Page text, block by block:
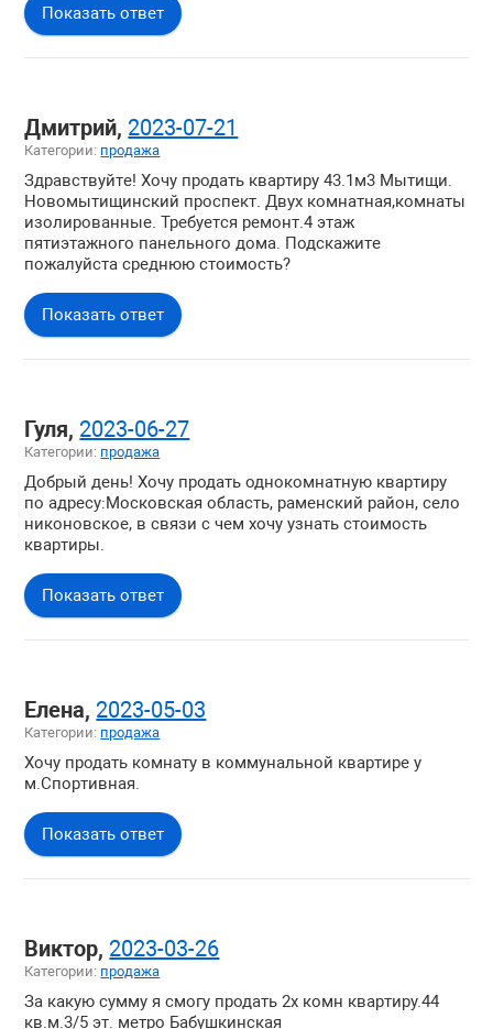
Показать ответ
Дмитрий, 2023-07-21
Категории: продажа
Здравствуйте! Хочу продать квартиру 43.1м3 Мытищи.
Новомытищинский проспект. Двух комнатная,комнаты
изолированные. Требуется ремонт.4 этаж
пятиэтажного панельного дома. Подскажите
пожалуйста среднюю стоимость?
Показать ответ
Гуля, 2023-06-27
Категории: продажа
Добрый день! Хочу продать однокомнатную квартиру
по адресу:Московская область, раменский район, село
никоновское, в связи с чем хочу узнать стоимость
квартиры.
Показать ответ
Елена, 2023-05-03
Категории: продажа
Хочу продать комнату в коммунальной квартире у
м.Спортивная.
Показать ответ
Виктор, 2023-03-26
Категории: продажа
За какую сумму я смогу продать 2х комн квартиру.44
кв.м.3/5 эт. метро Бабушкинская